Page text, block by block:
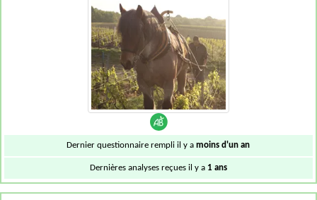
Dernier questionnaire rempli il y amoins d'un an
Dernières analyses reçues il y a 1 ans